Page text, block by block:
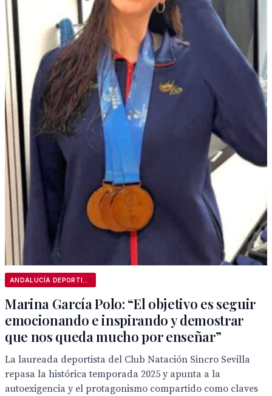
Marina García Polo: “El objetivo es seguir
emocionando e inspirando y demostrar
que nos queda mucho por enseñar”
La laureada deportista del Club Natación Sincro Sevilla
repasa la histórica temporada 2025 y apunta a la
autoexigencia y el protagonismo compartido como claves